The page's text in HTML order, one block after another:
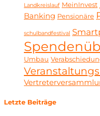
Landkreislauf MeinInvest
Banking Pensionäre
schulbandfestival
Umbau
Letzte Beiträge